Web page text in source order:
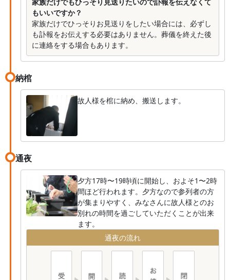
もいいですか？
家族だけでひっそりお見送りをしたい場合には、必ずし
も訃報をお伝えする必要はありません。葬儀を終えた後
に連絡をする場合もあります。
納棺
故人様を棺に納め、搬送します。
通夜
夕方17時〜19時頃に開始し、およそ1〜2時
間ほど行われます。夕方なので参列者の方
が集まりやすく、みなさんに故人様とのお
別れの時間を過ごしていただくことが出来
ます。
通夜の流れ